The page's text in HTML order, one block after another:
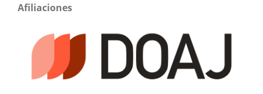
Afiliaciones